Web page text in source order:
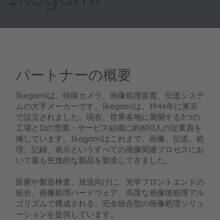
パートナーの概要
Ikegamiは、特殊カメラ、画像処理装置、伝送システ
ムの大手メーカーです。Ikegamiは、1946年に東京
で設立されました。現在、世界各地に展開する3つの
工場と11の営業・サービス組織に約800人の従業員を
擁しています。Ikegamiはこれまで、画像、伝送、処
理、記録、表示というすべての画像関連プロセスにお
いて最も先進的な製品を製造してきました。
医療や製造検査、放送向けに、光学フロントエンドの
統合、画像処理ハードウェア、高度な画像後処理アル
ゴリズムで構成される、完全統合型の画像処理ソリュ
ーションを提供しています。